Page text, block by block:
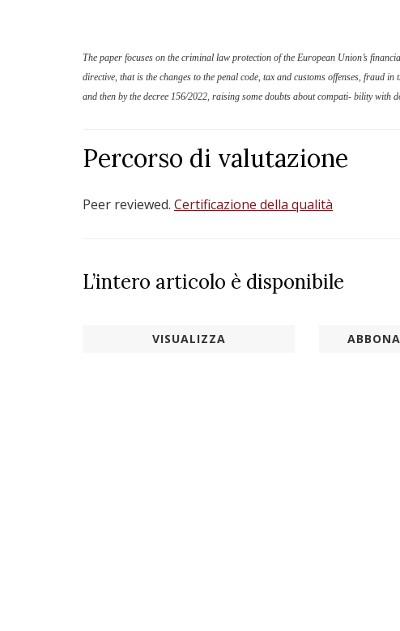
The paper focuses on the criminal law protection of the European Union’s
directive, that is the changes to the penal code, tax and customs offenses, fraud
and then by the decree 156/2022, raising some doubts about compati- bility with
Percorso di valutazione
Peer reviewed. Certificazione della qualità
L’intero articolo è disponibile
VISUALIZZA